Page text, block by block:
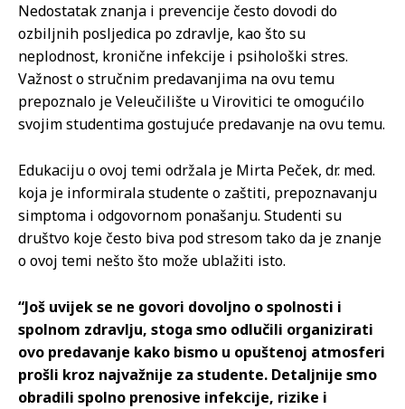
Nedostatak znanja i prevencije često dovodi do
ozbiljnih posljedica po zdravlje, kao što su
neplodnost, kronične infekcije i psihološki stres.
Važnost o stručnim predavanjima na ovu temu
prepoznalo je Veleučilište u Virovitici te omogućilo
svojim studentima gostujuće predavanje na ovu temu.
Edukaciju o ovoj temi održala je Mirta Peček, dr. med.
koja je informirala studente o zaštiti, prepoznavanju
simptoma i odgovornom ponašanju. Studenti su
društvo koje često biva pod stresom tako da je znanje
o ovoj temi nešto što može ublažiti isto.
“Još uvijek se ne govori dovoljno o spolnosti i
spolnom zdravlju, stoga smo odlučili organizirati
ovo predavanje kako bismo u opuštenoj atmosferi
prošli kroz najvažnije za studente. Detaljnije smo
obradili spolno prenosive infekcije, rizike i